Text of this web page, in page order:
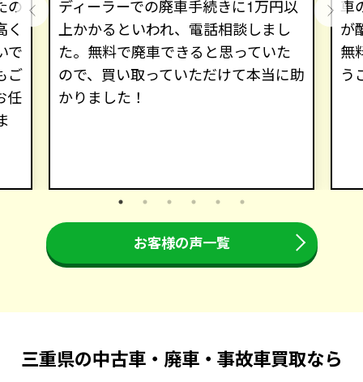
の
く
で
ご
任
ディーラーでの廃車手続きに1万円以
上かかるといわれ、電話相談しまし
た。無料で廃車できると思っていた
ので、買い取っていただけて本当に助
かりました！
車
が
無
う
お客様の声一覧
三重県の中古車・廃車・事故車買取なら